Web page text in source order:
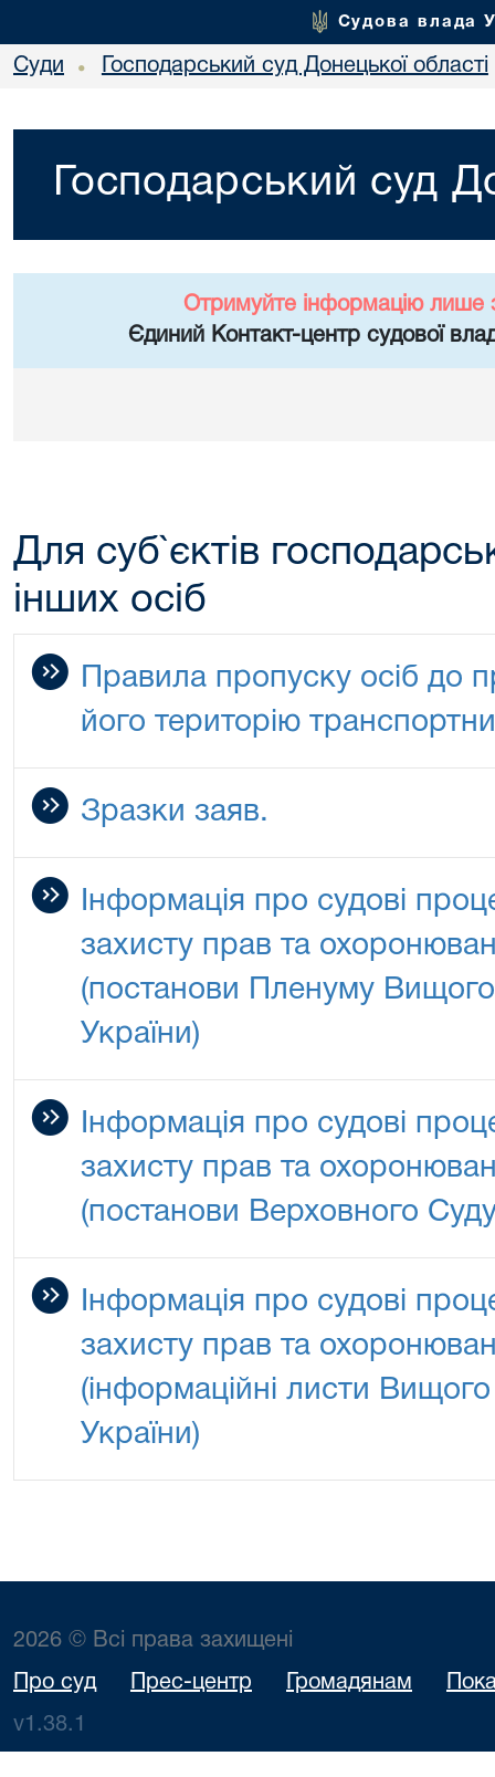
Судова влада
Суди • Господарський суд Донецької області
Господарський суд
Отримуйте інформацію лише
Єдиний Контакт-центр судової
Для суб`єктів
інших осіб
Правила пропуску осіб до
його територію
Зразки заяв.
Інформація про судові
захисту прав та
(постанови Пленуму
України)
Інформація про судові
захисту прав та
(постанови Верховного
Інформація про судові
захисту прав та
(iнформаційні листи
України)
2026 © Всі права захищені
Про суд Прес-центр Громадянам
v1.38.1